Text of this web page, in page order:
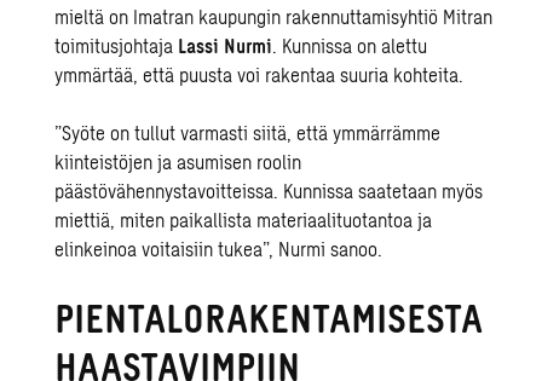
mieltä on Imatran kaupungin rakennuttamisyhtiö Mitran
toimitusjohtaja Lassi Nurmi. Kunnissa on alettu
ymmärtää, että puusta voi rakentaa suuria kohteita.
”Syöte on tullut varmasti siitä, että ymmärrämme
kiinteistöjen ja asumisen roolin
päästövähennystavoitteissa. Kunnissa saatetaan myös
miettiä, miten paikallista materiaalituotantoa ja
elinkeinoa voitaisiin tukea”, Nurmi sanoo.
PIENTALORAKENTAMISESTA
HAASTAVIMPIIN